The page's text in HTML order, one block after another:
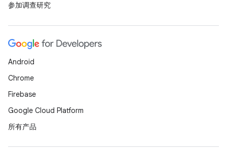
参加调查研究
Android
Chrome
Firebase
Google Cloud Platform
所有产品